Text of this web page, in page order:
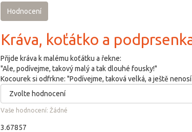
Hodnocení
Kráva, koťátko a
Přijde kráva k malému koťátku a řekne:
"Ale, podívejme, takový malý a tak dlouhé fousky!"
Kocourek si odfrkne: "Podívejme, taková velká, a ještě
Vaše hodnocení: Žádné
3.67857